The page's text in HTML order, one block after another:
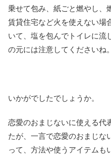
乗せて包み、紙ごと燃やし、
賃貸住宅など火を使えない場
いて、塩を包んでトイレに流
の元には注意してくださいね。
いかがでしたでしょうか。
恋愛のおまじないに使える代
たが、一言で恋愛のおまじな
って、方法や使うアイテムも